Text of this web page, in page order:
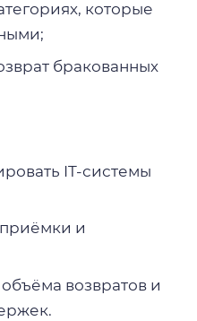
которые
бракованных
IT-системы
и
возвратов и